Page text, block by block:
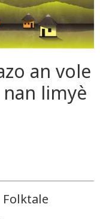
an vole
nan limyè